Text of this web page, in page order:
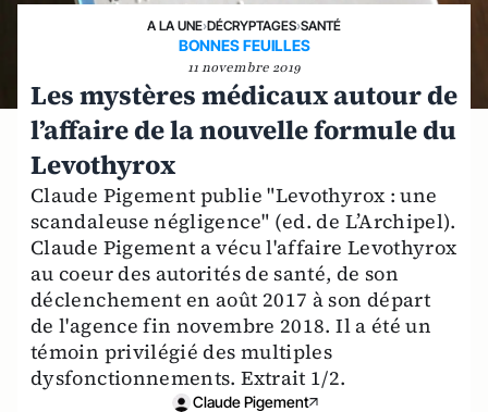
A LA UNE›DÉCRYPTAGES›SANTÉ
BONNES FEUILLES
11 novembre 2019
Les mystères médicaux autour de
l’affaire de la nouvelle formule du
Levothyrox
Claude Pigement publie "Levothyrox : une
scandaleuse négligence" (ed. de L’Archipel).
Claude Pigement a vécu l'affaire Levothyrox
au coeur des autorités de santé, de son
déclenchement en août 2017 à son départ
de l'agence fin novembre 2018. Il a été un
témoin privilégié des multiples
dysfonctionnements. Extrait 1/2.
Claude Pigement